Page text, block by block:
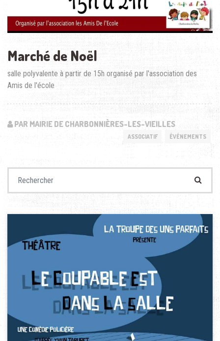
Marché de Noël
salle polyvalente à partir de 15h organisé par l'association des
Amis de l'école
PAR MAIRIE DE CHARBONNIÈRES-LES-VIEILLES
ASSOCIATIF ÉVÉNEMENTS